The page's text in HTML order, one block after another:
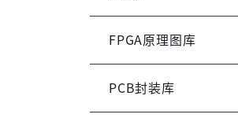
FPGA原理图库
PCB封装库